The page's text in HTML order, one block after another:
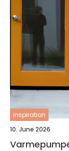
inspiration
10. June 2026